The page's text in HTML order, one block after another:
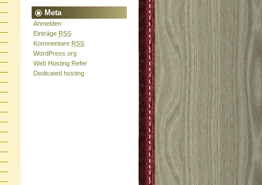
Meta
Anmelden
Einträge RSS
Kommentare RSS
WordPress.org
Web Hosting Refer
Dedicated hosting